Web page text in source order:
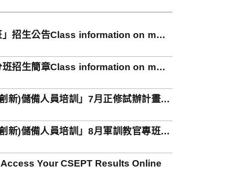
」招生公告Class information on main
班招生簡章Class information on main
新)儲備人員培訓」7月正修試辦計畫錄
新)儲備人員培訓」8月軍訓教官專班錄
Access Your CSEPT Results Online